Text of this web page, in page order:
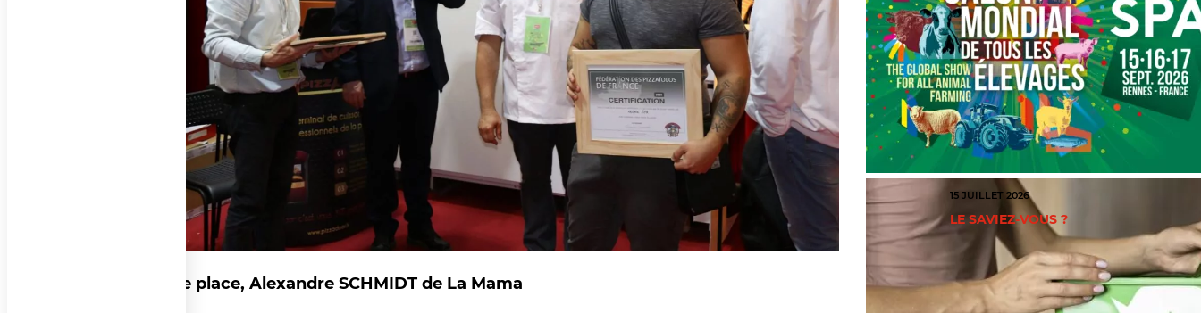
A la 2ème place, Alexandre SCHMIDT de La Mama
15 JUILLET 2026
LE SAVIEZ-VOUS ?